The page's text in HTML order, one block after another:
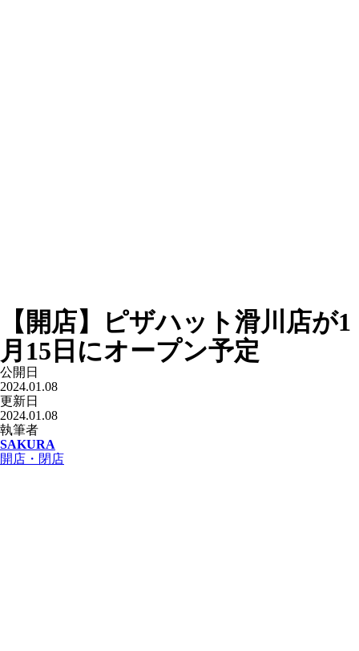
【開店】ピザハット滑川店が1
月15日にオープン予定
公開日
2024.01.08
更新日
2024.01.08
執筆者
SAKURA
開店・閉店